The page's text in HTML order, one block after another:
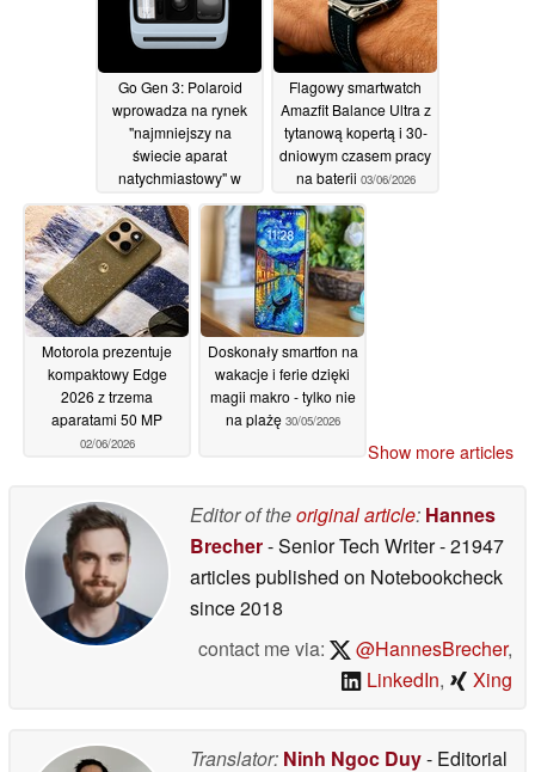
Go Gen 3: Polaroid
wprowadza na rynek
"najmniejszy na
świecie aparat
natychmiastowy" w
04/06/2026
Flagowy smartwatch
Amazfit Balance Ultra z
tytanową kopertą i 30-
dniowym czasem pracy
na baterii 03/06/2026
Motorola prezentuje
kompaktowy Edge
2026 z trzema
aparatami 50 MP
02/06/2026
Doskonały smartfon na
wakacje i ferie dzięki
magii makro - tylko nie
na plażę 30/05/2026
Show more articles
Editor of theoriginal article: Hannes
Brecher- Senior Tech Writer- 21947
articles published on Notebookcheck
since 2018
contact me via:
@HannesBrecher,
LinkedIn, Xing
Translator: Ninh Ngoc Duy- Editorial